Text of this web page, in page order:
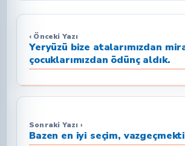
‹ Önceki Yazı
Yeryüzü bize atalarımızdan
çocuklarımızdan ödünç aldık.
Sonraki Yazı ›
Bazen en iyi seçim,